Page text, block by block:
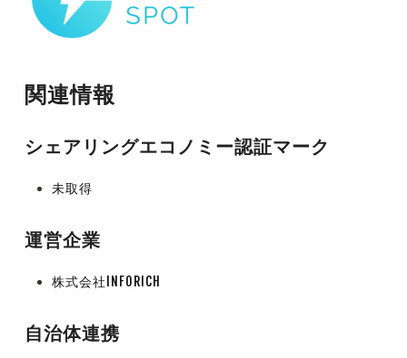
関連情報
シェアリングエコノミー認証マーク
未取得
運営企業
株式会社INFORICH
自治体連携